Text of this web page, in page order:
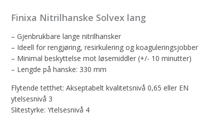
Finixa Nitrilhanske Solvex lang
– Gjenbrukbare lange nitrilhansker
– Ideell for rengjøring, resirkulering og koaguleringsjobber
– Minimal beskyttelse mot løsemiddler (+/- 10 minutter)
– Lengde på hanske: 330 mm
Flytende tetthet: Akseptabelt kvalitetsnivå 0,65 eller EN
ytelsesnivå 3
Slitestyrke: Ytelsesnivå 4